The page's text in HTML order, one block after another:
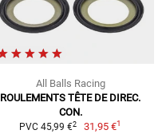
All Balls Racing
ROULEMENTS TÊTE DE DIREC.
CON.
PVC 45,99 €2 31,95 €1